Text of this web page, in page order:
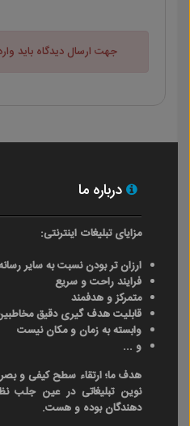
جهت ارسال دیدگاه باید
درباره ما
مزایای تبلیغات اینترنتی:
ارزان تر بودن نسبت به سایر
فرایند راحت و سریع
متمرکز و هدفمند
قابلیت هدف گیری دقیق
وابسته به زمان و مکان نیست
و ...
هدف ما؛ ارتقاء سطح کیفی و
نوین تبلیغاتی در عین جلب
دهندگان بوده و هست.